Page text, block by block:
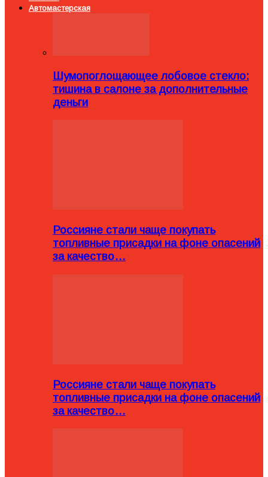
Автомастерская
Шумопоглощающее лобовое стекло:
тишина в салоне за дополнительные
деньги
Россияне стали чаще покупать
топливные присадки на фоне опасений
за качество…
Россияне стали чаще покупать
топливные присадки на фоне опасений
за качество…